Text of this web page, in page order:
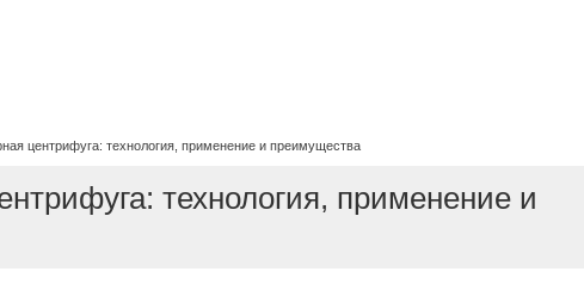
центрифуга: технология, применение и преимущества
технология, применение и